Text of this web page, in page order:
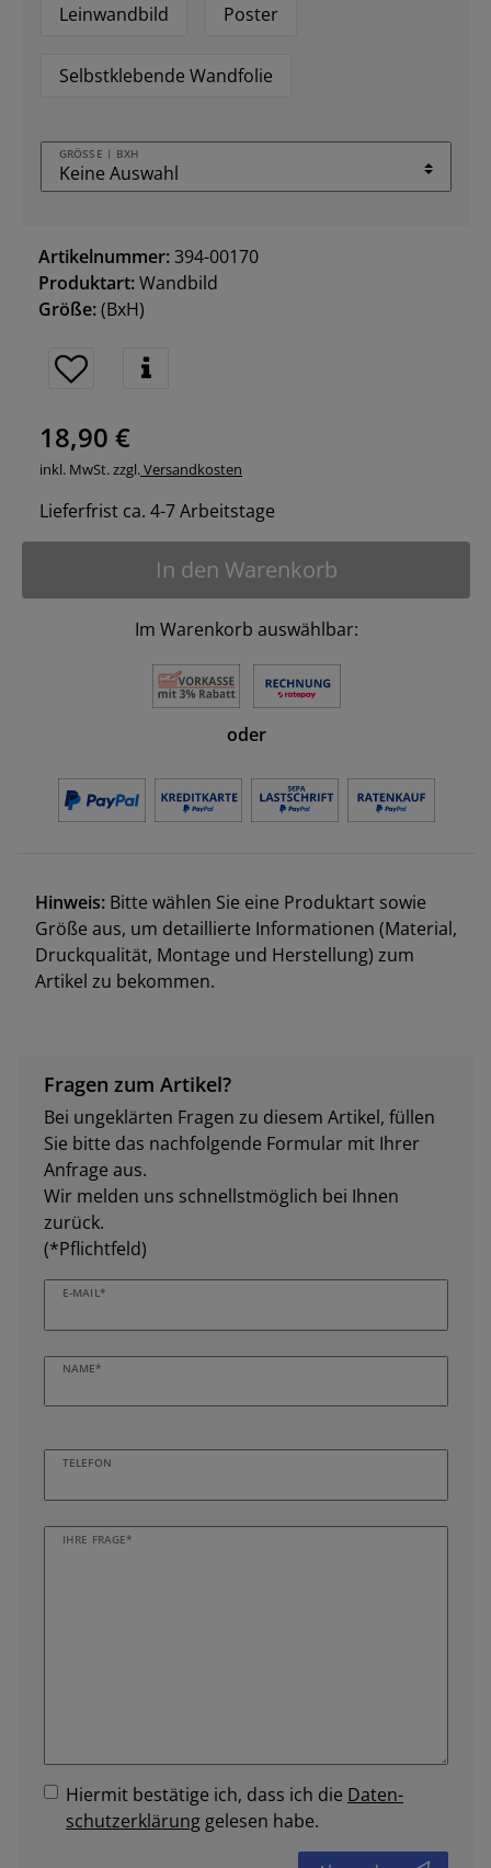
Leinwandbild Poster
Selbstklebende Wandfolie
GRÖSSE | BXH
Artikelnummer:394-00170
Produktart:Wandbild
Größe:(BxH)
18,90 €
inkl. MwSt. zzgl.Versandkosten
Lieferfrist ca. 4-7 Arbeitstage
In den Warenkorb
Im Warenkorb auswählbar:
oder
Hinweis: Bitte wählen Sie eine Produktart sowie
Größe aus, um detaillierte Informationen (Material,
Druckqualität, Montage und Herstellung) zum
Artikel zu bekommen.
Fragen zum Artikel?
Bei ungeklärten Fragen zu diesem Artikel, füllen
Sie bitte das nachfolgende Formular mit Ihrer
Anfrage aus.
Wir melden uns schnellstmöglich bei Ihnen
zurück.
(*Pflichtfeld)
E-MAIL*
NAME*
TELEFON
IHRE FRAGE*
Hiermit bestätige ich, dass ich die Daten­
schutz­erklärung gelesen habe.